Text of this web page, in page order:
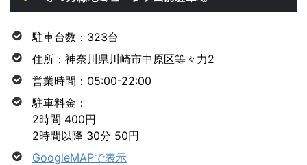
駐車台数：323台
住所：神奈川県川崎市中原区等々力2
営業時間：05:00-22:00
駐車料金：
2時間 400円
2時間以降 30分 50円
GoogleMAPで表示